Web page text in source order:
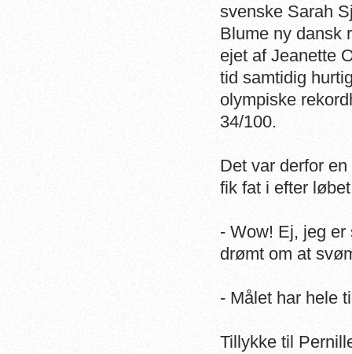
svenske Sarah
Blume ny dansk
ejet af Jeanette
tid samtidig
olympiske
34/100.
Det var derfor
fik fat i efter
- Wow! Ej, jeg
drømt om at
- Målet har hele
Tillykke til